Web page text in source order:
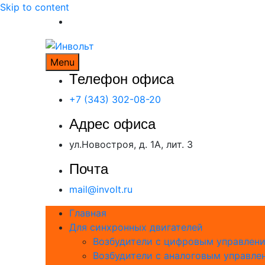
Skip to content
Инвольт
Надёжно. Доступно.
Menu
Телефон офиса
+7 (343) 302-08-20
Адрес офиса
ул.Новостроя, д. 1А, лит. З
Почта
mail@involt.ru
Главная
Для синхронных двигателей
Возбудители с цифровым
Возбудители с аналоговым